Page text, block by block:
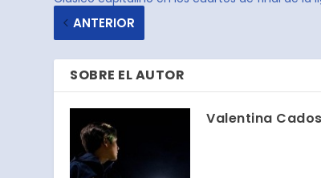
ANTERIOR
SOBRE EL AUTOR
Valentina